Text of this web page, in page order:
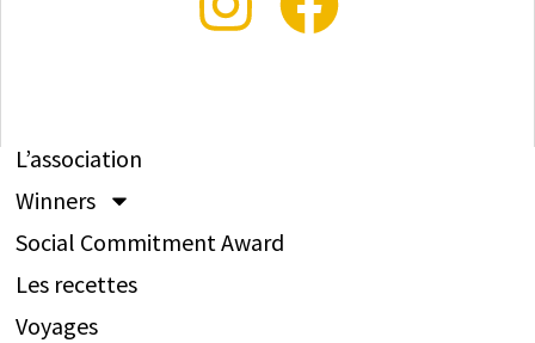
L’association
Winners
Social Commitment Award
Les recettes
Voyages